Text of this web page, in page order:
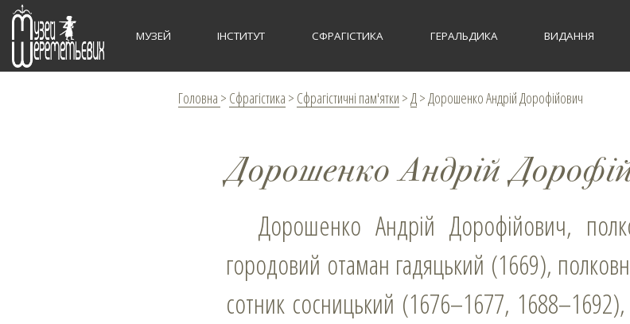
МУЗЕЙ ІНСТИТУТ СФРАГІСТИКА ГЕРАЛЬДИКА ВИДАННЯ
Головна > Сфрагістика > Сфрагістичні пам'ятки >Д>Дорошенко Андрій Дорофійович
Дорошенко Андрій
Дорошенко Андрій Дорофійович, полковник чигиринський (1668),
городовий отаман гадяцький (1669),
сотник сосницький (1676–1677,